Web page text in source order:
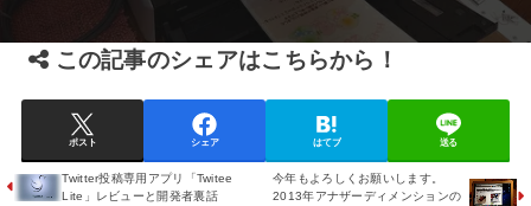
この記事のシェアはこちらから！
ポスト シェア はてブ 送る
Twitter投稿専用アプリ「Twitee
Lite」レビューと開発者裏話
今年もよろしくお願いします。
2013年アナザーディメンションの